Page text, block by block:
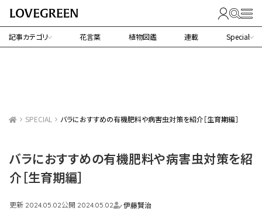
記事カテゴリ 花言葉 植物図鑑 連載 Special
SPECIAL バラにおすすめの有機肥料や病害虫対策を紹介［生育期編］
バラにおすすめの有機肥料や病害虫対策を紹
介［生育期編］
更新 2024.05.02公開 2024.05.02
伊藤賢治